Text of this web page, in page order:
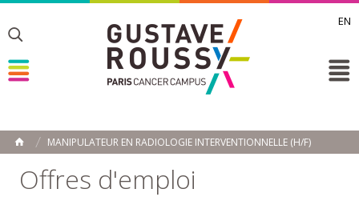
EN
Toggle
Toggle
ACCUEIL
MANIPULATEUR EN RADIOLOGIE INTERVENTIONNELLE (H/F)
Offres d'emploi